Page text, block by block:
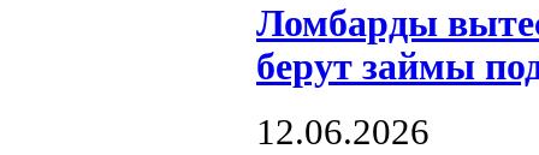
Ломбарды
берут займы
12.06.2026